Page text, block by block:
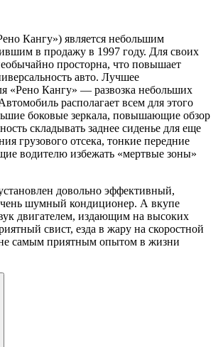
Кангу») является небольшим
в продажу в 1997 году. Для своих
просторна, что повышает
авто. Лучшее
«Рено Кангу» — развозка небольших
располагает всем для этого
боковые зеркала, повышающие обзор
складывать заднее сиденье для еще
грузового отсека, тонкие передние
водителю избежать «мертвые зоны»
довольно эффективный,
шумный кондиционер. А вкупе
двигателем, издающим на высоких
свист, езда в жару на скоростной
не самым приятным опытом в жизни